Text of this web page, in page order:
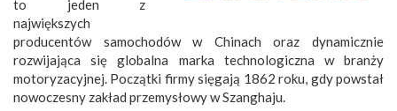
to jeden z
największych
producentów samochodów w Chinach oraz dynamicznie
rozwijająca się globalna marka technologiczna w branży
motoryzacyjnej. Początki firmy sięgają 1862 roku, gdy powstał
nowoczesny zakład przemysłowy w Szanghaju.